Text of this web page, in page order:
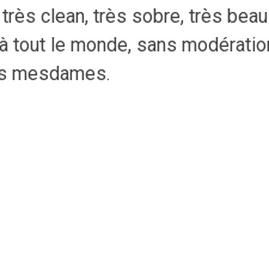
clean, très sobre, très
tout le monde, sans
mesdames.